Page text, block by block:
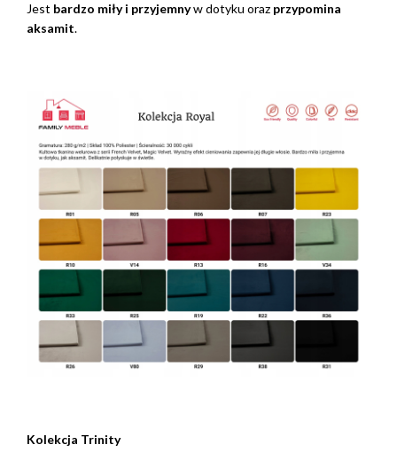
Jest bardzo miły i przyjemnyw dotyku oraz przypomina
aksamit.
Kolekcja Trinity